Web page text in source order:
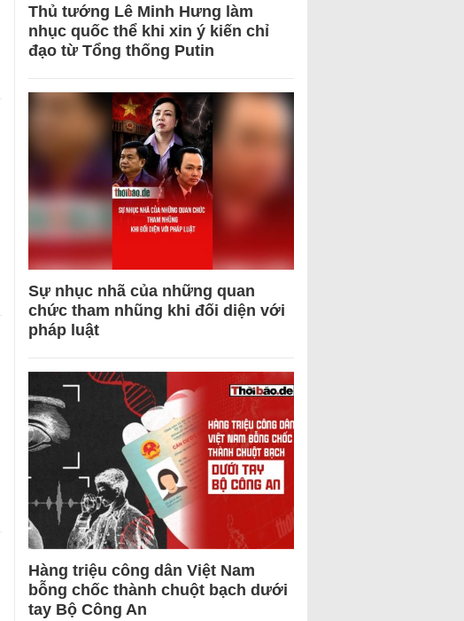
Thủ tướng Lê Minh Hưng làm
nhục quốc thể khi xin ý kiến chỉ
đạo từ Tổng thống Putin
Sự nhục nhã của những quan
chức tham nhũng khi đối diện với
pháp luật
Hàng triệu công dân Việt Nam
bỗng chốc thành chuột bạch dưới
tay Bộ Công An